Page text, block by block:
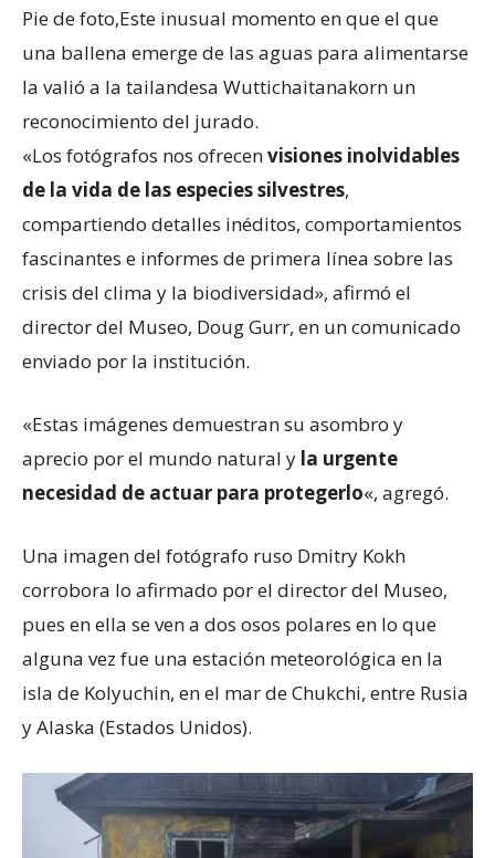
Pie de foto,Este inusual momento en que el que
una ballena emerge de las aguas para alimentarse
la valió a la tailandesa Wuttichaitanakorn un
reconocimiento del jurado.
«Los fotógrafos nos ofrecenvisiones inolvidables
de la vida de las especies silvestres,
compartiendo detalles inéditos, comportamientos
fascinantes e informes de primera línea sobre las
crisis del clima y la biodiversidad», afirmó el
director del Museo, Doug Gurr, en un comunicado
enviado por la institución.
«Estas imágenes demuestran su asombro y
aprecio por el mundo natural y la urgente
necesidad de actuar para protegerlo«, agregó.
Una imagen del fotógrafo ruso Dmitry Kokh
corrobora lo afirmado por el director del Museo,
pues en ella se ven a dos osos polares en lo que
alguna vez fue una estación meteorológica en la
isla de Kolyuchin, en el mar de Chukchi, entre Rusia
y Alaska (Estados Unidos).